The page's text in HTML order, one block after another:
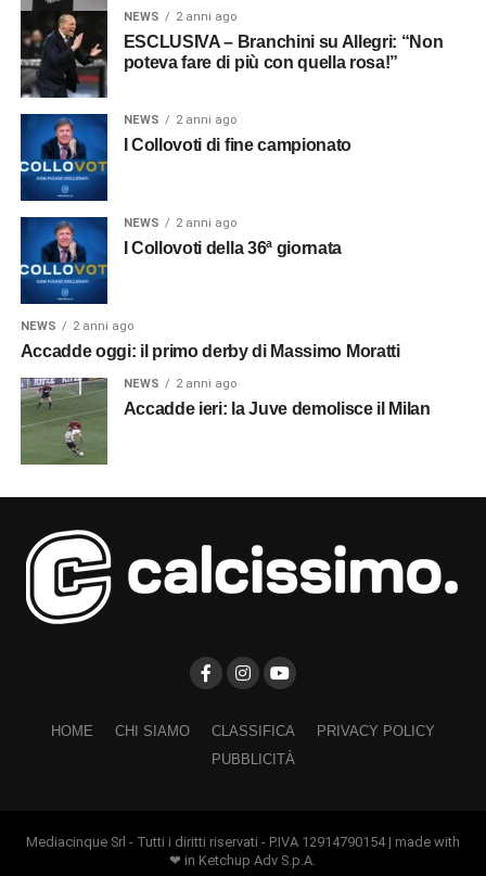
NEWS 2 anni ago
ESCLUSIVA – Branchini su Allegri: “Non
poteva fare di più con quella rosa!”
NEWS 2 anni ago
I Collovoti di fine campionato
NEWS 2 anni ago
I Collovoti della 36ª giornata
NEWS 2 anni ago
Accadde oggi: il primo derby di Massimo Moratti
NEWS 2 anni ago
Accadde ieri: la Juve demolisce il Milan
HOME CHI SIAMO CLASSIFICA
PRIVACY POLICY
PUBBLICITÀ
Mediacinque Srl - Tutti i diritti riservati - P.IVA 12914790154 | made with
❤ in Ketchup Adv S.p.A.